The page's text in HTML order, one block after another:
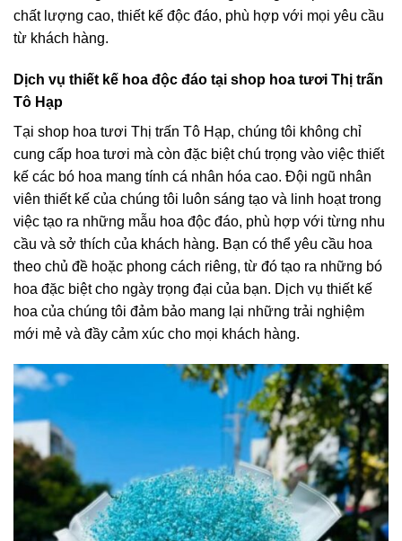
chất lượng cao, thiết kế độc đáo, phù hợp với mọi yêu cầu
từ khách hàng.
Dịch vụ thiết kế hoa độc đáo tại shop hoa tươi Thị trấn
Tô Hạp
Tại shop hoa tươi Thị trấn Tô Hạp, chúng tôi không chỉ
cung cấp hoa tươi mà còn đặc biệt chú trọng vào việc thiết
kế các bó hoa mang tính cá nhân hóa cao. Đội ngũ nhân
viên thiết kế của chúng tôi luôn sáng tạo và linh hoạt trong
việc tạo ra những mẫu hoa độc đáo, phù hợp với từng nhu
cầu và sở thích của khách hàng. Bạn có thể yêu cầu hoa
theo chủ đề hoặc phong cách riêng, từ đó tạo ra những bó
hoa đặc biệt cho ngày trọng đại của bạn. Dịch vụ thiết kế
hoa của chúng tôi đảm bảo mang lại những trải nghiệm
mới mẻ và đầy cảm xúc cho mọi khách hàng.